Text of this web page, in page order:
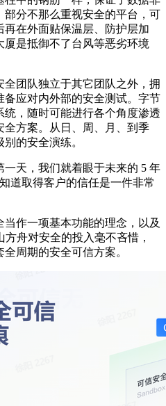
分不那么重视安全的平台，可
在外面贴保温层、防护层加
是抵御不了台风等恶劣环境
团队独立于其它团队之外，拥
应对内外部的安全测试。字节
，随时可能进行各个角度渗透
方案。从日、周、月、到季
的安全演练。
天，我们就着眼于未来的 5 年
道取得客户的信任是一件非常
作一项基本功能的理念，以及
舟对安全的投入毫不吝惜，
周期的安全可信方案。